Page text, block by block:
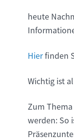
heute
Hierfinden
Wichtig ist
Zum
werden: So